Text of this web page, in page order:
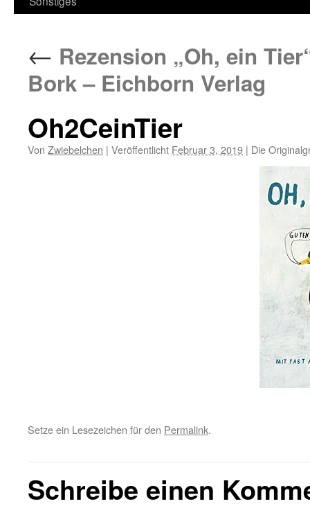
← Rezension „Oh, ein
Bork – Eichborn Verlag
Oh2CeinTier
Von Zwiebelchen | Veröffentlicht Februar 3, 2019 | Die
Setze ein Lesezeichen für den Permalink.
Schreibe einen